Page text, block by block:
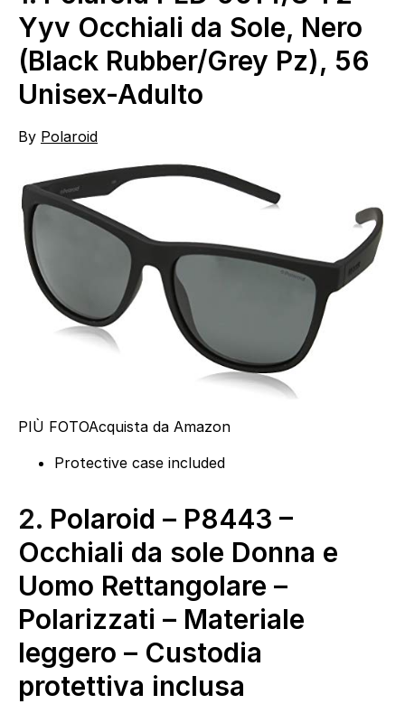
Yyv Occhiali da Sole, Nero
(Black Rubber/Grey Pz), 56
Unisex-Adulto
By Polaroid
PIÙ FOTOAcquista da Amazon
Protective case included
2. Polaroid – P8443 –
Occhiali da sole Donna e
Uomo Rettangolare –
Polarizzati – Materiale
leggero – Custodia
protettiva inclusa